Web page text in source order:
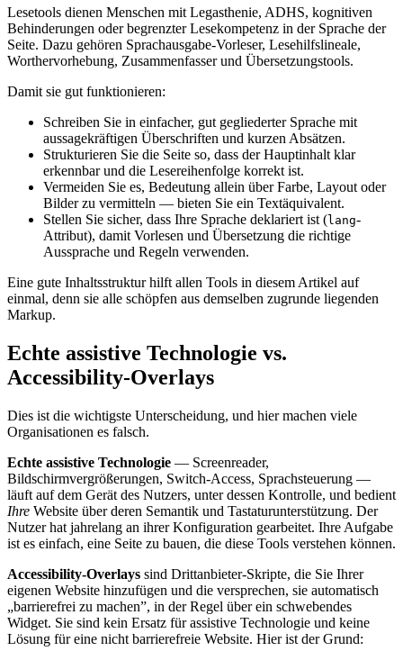
Lesetools dienen Menschen mit Legasthenie, ADHS, kognitiven
Behinderungen oder begrenzter Lesekompetenz in der Sprache der
Seite. Dazu gehören Sprachausgabe-Vorleser, Lesehilfslineale,
Worthervorhebung, Zusammenfasser und Übersetzungstools.
Damit sie gut funktionieren:
Schreiben Sie in einfacher, gut gegliederter Sprache mit
aussagekräftigen Überschriften und kurzen Absätzen.
Strukturieren Sie die Seite so, dass der Hauptinhalt klar
erkennbar und die Lesereihenfolge korrekt ist.
Vermeiden Sie es, Bedeutung allein über Farbe, Layout oder
Bilder zu vermitteln — bieten Sie ein Textäquivalent.
Stellen Sie sicher, dass Ihre Sprache deklariert ist (lang-
Attribut), damit Vorlesen und Übersetzung die richtige
Aussprache und Regeln verwenden.
Eine gute Inhaltsstruktur hilft allen Tools in diesem Artikel auf
einmal, denn sie alle schöpfen aus demselben zugrunde liegenden
Markup.
Echte assistive Technologie vs.
Accessibility-Overlays
Dies ist die wichtigste Unterscheidung, und hier machen viele
Organisationen es falsch.
Echte assistive Technologie — Screenreader,
Bildschirmvergrößerungen, Switch-Access, Sprachsteuerung —
läuft auf dem Gerät des Nutzers, unter dessen Kontrolle, und bedient
Ihre Website über deren Semantik und Tastaturunterstützung. Der
Nutzer hat jahrelang an ihrer Konfiguration gearbeitet. Ihre Aufgabe
ist es einfach, eine Seite zu bauen, die diese Tools verstehen können.
Accessibility-Overlays sind Drittanbieter-Skripte, die Sie Ihrer
eigenen Website hinzufügen und die versprechen, sie automatisch
„barrierefrei zu machen”, in der Regel über ein schwebendes
Widget. Sie sind kein Ersatz für assistive Technologie und keine
Lösung für eine nicht barrierefreie Website. Hier ist der Grund: